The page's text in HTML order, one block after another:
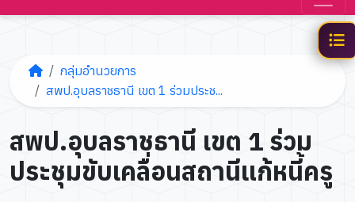
กลุ่มอำนวยการ
สพป.อุบลราชธานี เขต 1 ร่วมประช...
สพป.อุบลราชธานี เขต 1 ร่วม
ประชุมขับเคลื่อนสถานีแก้หนี้ครู